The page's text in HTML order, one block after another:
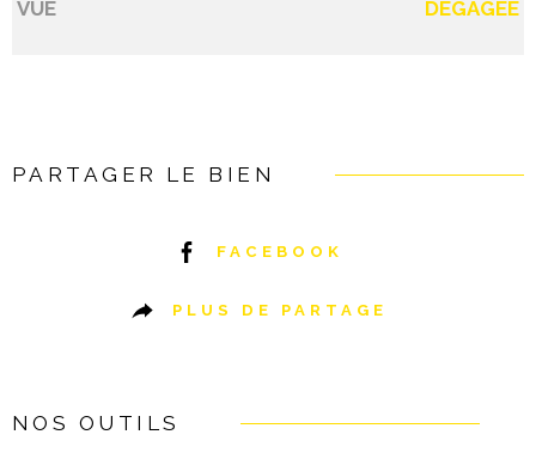
VUE DEGAGEE
PARTAGER LE BIEN
FACEBOOK
PLUS DE PARTAGE
NOS OUTILS